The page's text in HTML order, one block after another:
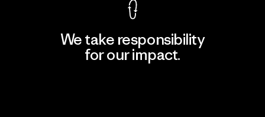
We take responsibility
for our impact.